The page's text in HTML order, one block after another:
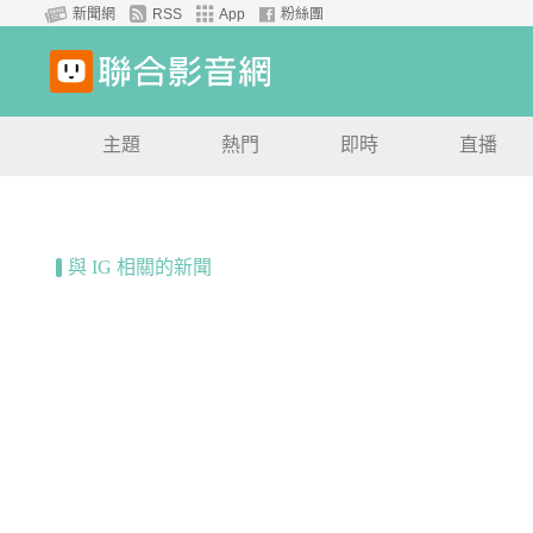
新聞網 RSS App 粉絲團
主題 熱門 即時 直播
與 IG 相關的新聞